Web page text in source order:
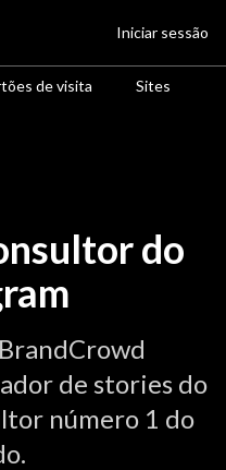
de visita Sites
Iniciar sessão
do
de stories do
número 1 do